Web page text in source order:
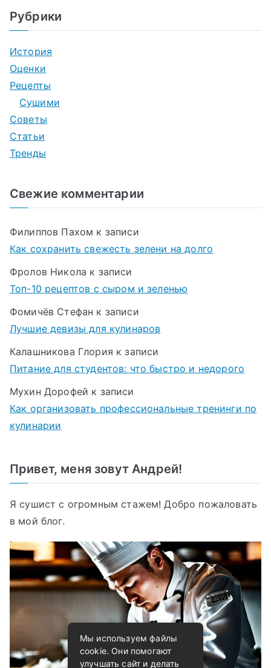
Рубрики
История
Оценки
Рецепты
Сушими
Советы
Статьи
Тренды
Свежие комментарии
Филиппов Пахом к записи
Как сохранить свежесть зелени на долго
Фролов Никола к записи
Топ-10 рецептов с сыром и зеленью
Фомичёв Стефан к записи
Лучшие девизы для кулинаров
Калашникова Глория к записи
Питание для студентов: что быстро и недорого
Мухин Дорофей к записи
Как организовать профессиональные тренинги по
кулинарии
Привет, меня зовут Андрей!
Я сушист с огромным стажем! Добро пожаловать
в мой блог.
Мы используем файлы
cookie. Они помогают
улучшать сайт и делать